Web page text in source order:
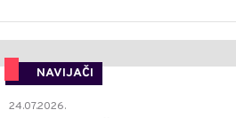
NAVIJAČI
24.07.2026.